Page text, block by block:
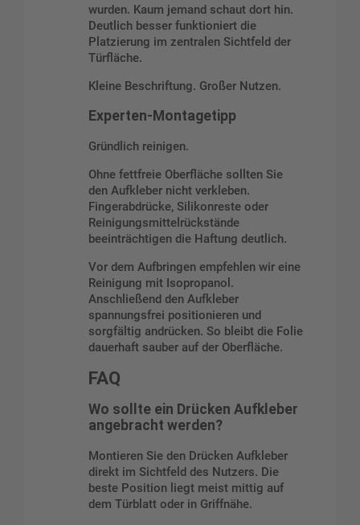
wurden. Kaum jemand schaut dort hin.
Deutlich besser funktioniert die
Platzierung im zentralen Sichtfeld der
Türfläche.
Kleine Beschriftung. Großer Nutzen.
Experten-Montagetipp
Gründlich reinigen.
Ohne fettfreie Oberfläche sollten Sie
den Aufkleber nicht verkleben.
Fingerabdrücke, Silikonreste oder
Reinigungsmittelrückstände
beeinträchtigen die Haftung deutlich.
Vor dem Aufbringen empfehlen wir eine
Reinigung mit Isopropanol.
Anschließend den Aufkleber
spannungsfrei positionieren und
sorgfältig andrücken. So bleibt die Folie
dauerhaft sauber auf der Oberfläche.
FAQ
Wo sollte ein Drücken Aufkleber
angebracht werden?
Montieren Sie den Drücken Aufkleber
direkt im Sichtfeld des Nutzers. Die
beste Position liegt meist mittig auf
dem Türblatt oder in Griffnähe.